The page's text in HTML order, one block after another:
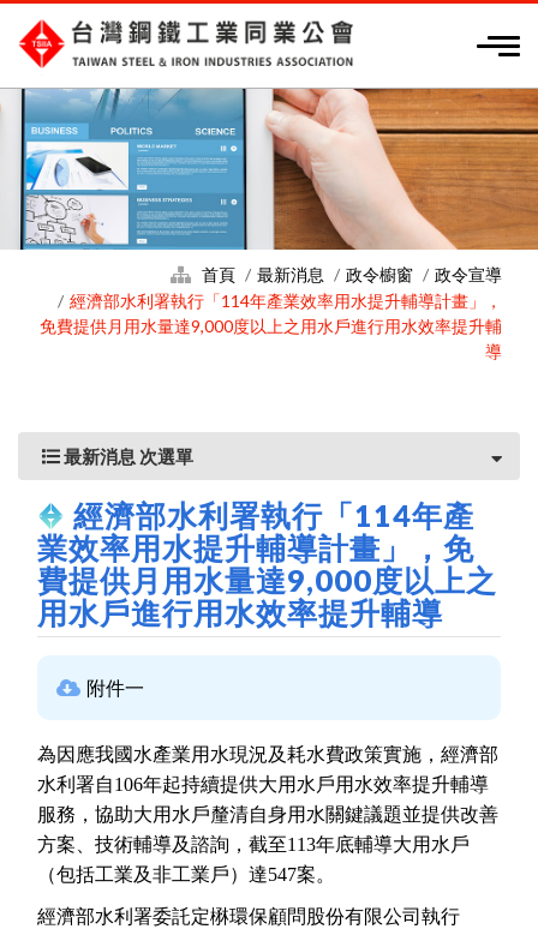
首頁 最新消息 政令櫥窗
政令宣導
經濟部水利署執行「114年產業效率用水提升輔導計畫」，
免費提供月用水量達9,000度以上之用水戶進行用水效率提升輔
導
最新消息 次選單
經濟部水利署執行「114年產
業效率用水提升輔導計畫」，免
費提供月用水量達9,000度以上之
用水戶進行用水效率提升輔導
附件一
為因應我國水產業用水現況及耗水費政策實施，經濟部
水利署自106年起持續提供大用水戶用水效率提升輔導
服務，協助大用水戶釐清自身用水關鍵議題並提供改善
方案、技術輔導及諮詢，截至113年底輔導大用水戶
（包括工業及非工業戶）達547案。
經濟部水利署委託定楙環保顧問股份有限公司執行